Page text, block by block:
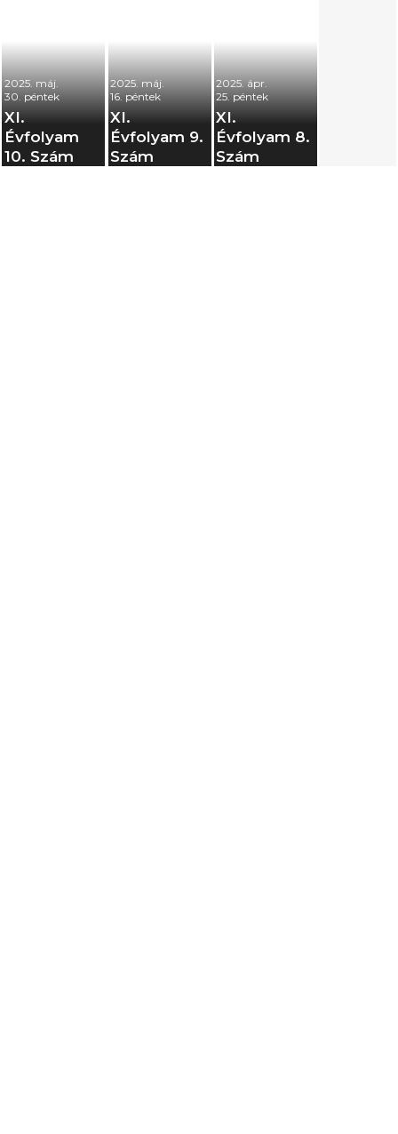
2025. máj.
30. péntek
XI.
Évfolyam
10. Szám
2025. máj.
16. péntek
XI.
Évfolyam 9.
Szám
2025. ápr.
25. péntek
XI.
Évfolyam 8.
Szám